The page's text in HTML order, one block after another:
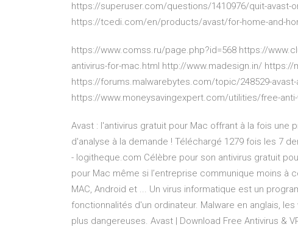
https://superuser.com/questions/1410976/quit-avast-
https://tcedi.com/en/products/avast/for-home-and-
https://www.comss.ru/page.php?id=568 https://
antivirus-for-mac.html http://www.madesign.in/
https://forums.malwarebytes.com/topic/248529-
https://www.moneysavingexpert.com/utilities/free-
Avast : l'antivirus gratuit pour Mac offrant à la fois
d'analyse à la demande ! Téléchargé 1279 fois les 7
- logitheque.com Célèbre pour son antivirus gratuit
pour Mac même si l’entreprise communique moins à
MAC, Android et ... Un virus informatique est un
fonctionnalités d'un ordinateur. Malware en anglais,
plus dangereuses. Avast | Download Free Antivirus &